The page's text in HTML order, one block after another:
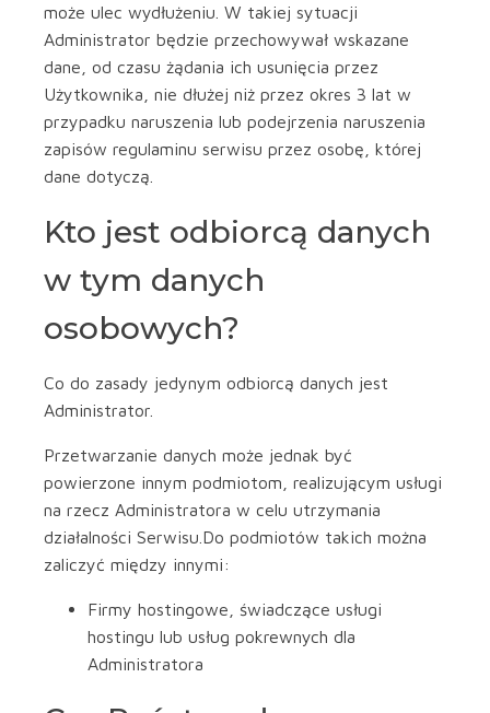
może ulec wydłużeniu. W takiej sytuacji
Administrator będzie przechowywał wskazane
dane, od czasu żądania ich usunięcia przez
Użytkownika, nie dłużej niż przez okres 3 lat w
przypadku naruszenia lub podejrzenia naruszenia
zapisów regulaminu serwisu przez osobę, której
dane dotyczą.
Kto jest odbiorcą danych
w tym danych
osobowych?
Co do zasady jedynym odbiorcą danych jest
Administrator.
Przetwarzanie danych może jednak być
powierzone innym podmiotom, realizującym usługi
na rzecz Administratora w celu utrzymania
działalności Serwisu.Do podmiotów takich można
zaliczyć między innymi:
Firmy hostingowe, świadczące usługi
hostingu lub usług pokrewnych dla
Administratora